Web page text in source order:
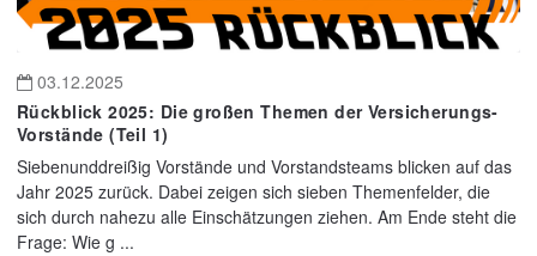
03.12.2025
Rückblick 2025: Die großen Themen der Versicherungs-
Vorstände (Teil 1)
Siebenunddreißig Vorstände und Vorstandsteams blicken auf das
Jahr 2025 zurück. Dabei zeigen sich sieben Themenfelder, die
sich durch nahezu alle Einschätzungen ziehen. Am Ende steht die
Frage: Wie g ...